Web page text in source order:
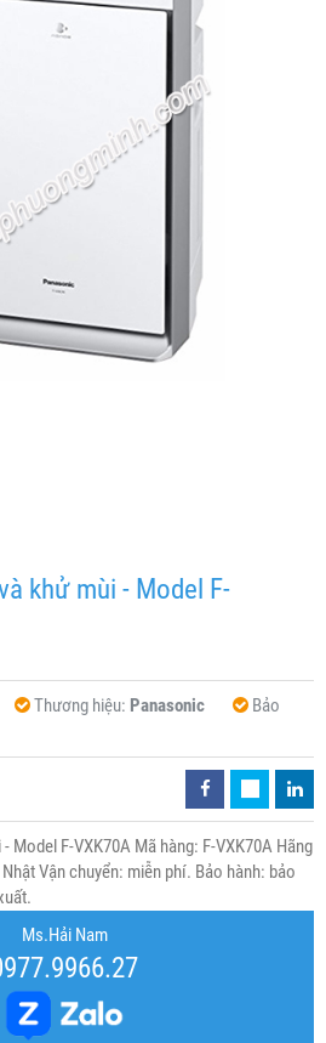
khử mùi - Model F-
Thương hiệu: Panasonic
Bảo
Model F-VXK70A Mã hàng: F-VXK70A Hãng
Vận chuyển: miễn phí. Bảo hành: bảo
Ms.Hải Nam